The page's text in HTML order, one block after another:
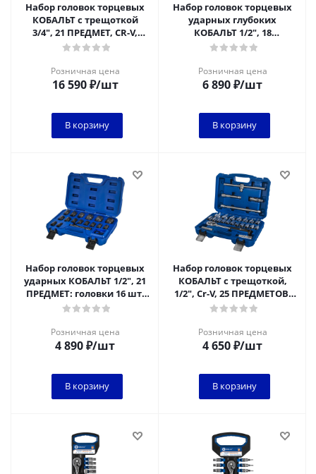
Набор головок торцевых
КОБАЛЬТ с трещоткой
3/4", 21 ПРЕДМЕТ, CR-V,
кейс
Розничная цена
16 590₽/шт
В корзину
Набор головок торцевых
ударных глубоких
КОБАЛЬТ 1/2", 18
ПРЕДМЕТОВ: головки 14
Розничная цена
6 890₽/шт
В корзину
Набор головок торцевых
ударных КОБАЛЬТ 1/2", 21
ПРЕДМЕТ: головки 16 шт.
(10 - 32 мм)
Розничная цена
4 890₽/шт
В корзину
Набор головок торцевых
КОБАЛЬТ с трещоткой,
1/2", Cr-V, 25 ПРЕДМЕТОВ,
кейс
Розничная цена
4 650₽/шт
В корзину